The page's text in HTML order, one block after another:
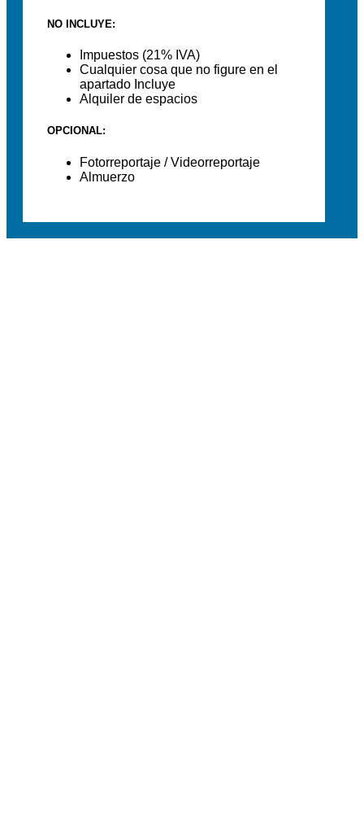
NO INCLUYE:
Impuestos (21% IVA)
Cualquier cosa que no figure en el
apartado Incluye
Alquiler de espacios
OPCIONAL:
Fotorreportaje / Videorreportaje
Almuerzo